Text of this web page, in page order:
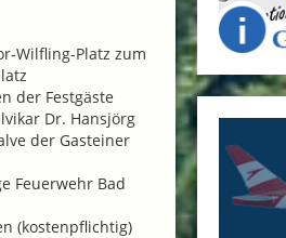
Wilfling-Platz zum
der Festgäste
Dr. Hansjörg
der Gasteiner
Feuerwehr Bad
(kostenpflichtig)